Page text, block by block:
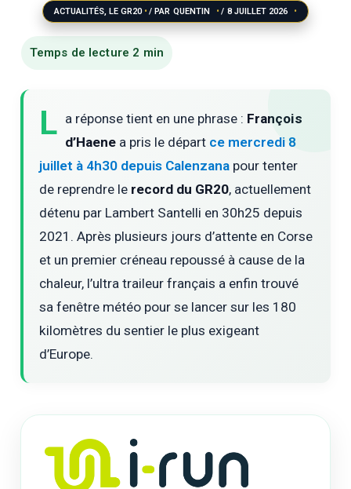
ACTUALITÉS, LE GR20 / PAR QUENTIN / 8 JUILLET 2026
L a réponse tient en une phrase : François
d’Haene a pris le départ ce mercredi 8
juillet à 4h30 depuis Calenzana pour tenter
de reprendre le record du GR20, actuellement
détenu par Lambert Santelli en 30h25 depuis
2021. Après plusieurs jours d’attente en Corse
et un premier créneau repoussé à cause de la
chaleur, l’ultra traileur français a enfin trouvé
sa fenêtre météo pour se lancer sur les 180
kilomètres du sentier le plus exigeant
d’Europe.